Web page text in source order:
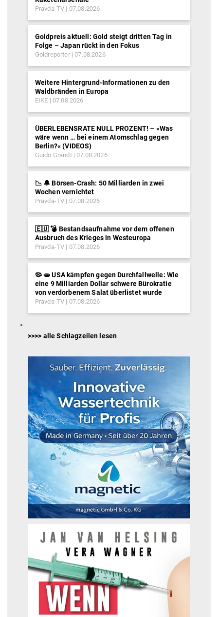
Pravda-TV 07.08.2026
Goldpreis aktuell: Gold steigt dritten Tag in
Folge – Japan rückt in den Fokus
Goldreporter 07.08.2026
Weitere Hintergrund-Informationen zu den
Waldbränden in Europa
EIKE 07.08.2026
ÜBERLEBENSRATE NULL PROZENT! – »Was
wäre wenn … bei einem Atomschlag gegen
Berlin?« (VIDEOS)
Guido Grandt 07.08.2026
📉 🔔 Börsen-Crash: 50 Milliarden in zwei
Wochen vernichtet
Pravda-TV 07.08.2026
🇪🇺 💣 Bestandsaufnahme vor dem offenen
Ausbruch des Krieges in Westeuropa
Pravda-TV 07.08.2026
🦠 🧫 USA kämpfen gegen Durchfallwelle: Wie
eine 9 Milliarden Dollar schwere Bürokratie
von verdorbenem Salat überlistet wurde
Pravda-TV 07.08.2026
>>>> alle Schlagzeilen lesen